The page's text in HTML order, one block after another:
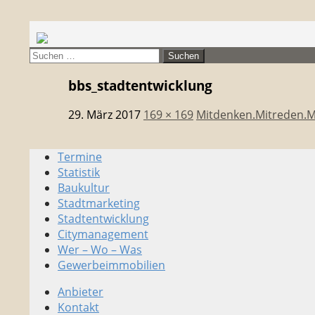
citymanager.de®
Suchen
bbs_stadtentwicklung
29. März 2017 169 × 169
Stadtmarketing • Quartiersmanagement
Termine
Statistik
Baukultur
Stadtmarketing
Stadtentwicklung
Citymanagement
Wer – Wo – Was
Gewerbeimmobilien
Anbieter
Kontakt